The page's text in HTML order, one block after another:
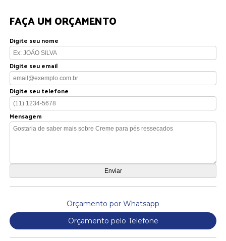
FAÇA UM ORÇAMENTO
Digite seu nome
Digite seu email
Digite seu telefone
Mensagem
Orçamento por Whatsapp
Orçamento pelo Telefone